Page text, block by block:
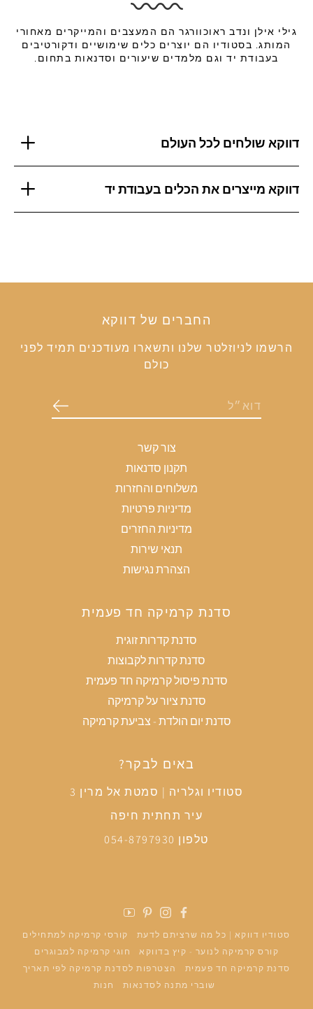
גילי אילן ונדב ראוכוורגר הם המעצבים והמייקרים מאחורי
המותג. בסטודיו הם יוצרים כלים שימושיים ודקורטיבים
בעבודת יד וגם מלמדים שיעורים וסדנאות בתחום.
דווקא שולחים לכל העולם
דווקא מייצרים את הכלים בעבודת יד
החברים של דווקא
הרשמו לניוזלטר שלנו ותשארו מעודכנים תמיד לפני
כולם
צור קשר
תקנון סדנאות
משלוחים והחזרות
מדיניות פרטיות
מדיניות החזרים
תנאי שירות
הצהרת נגישות
סדנת קרמיקה חד פעמית
סדנת קדרות זוגית
סדנת קדרות לקבוצות
סדנת פיסול קרמיקה חד פעמית
סדנת ציור על קרמיקה
סדנת יום הולדת - צביעת קרמיקה
באים לבקר?
סטודיו וגלריה | סמטת אל מרין 3
עיר תחתית חיפה
טלפון 054-8797930
סטודיו דווקא | כל מה שרציתם לדעת
קורסי קרמיקה למתחילים
קורס קרמיקה לנוער - קיץ בדווקא
חוגי קרמיקה למבוגרים
סדנת קרמיקה חד פעמית
הצטרפות לסדנת קרמיקה לפי תאריך
שוברי מתנה לסדנאות
חנות